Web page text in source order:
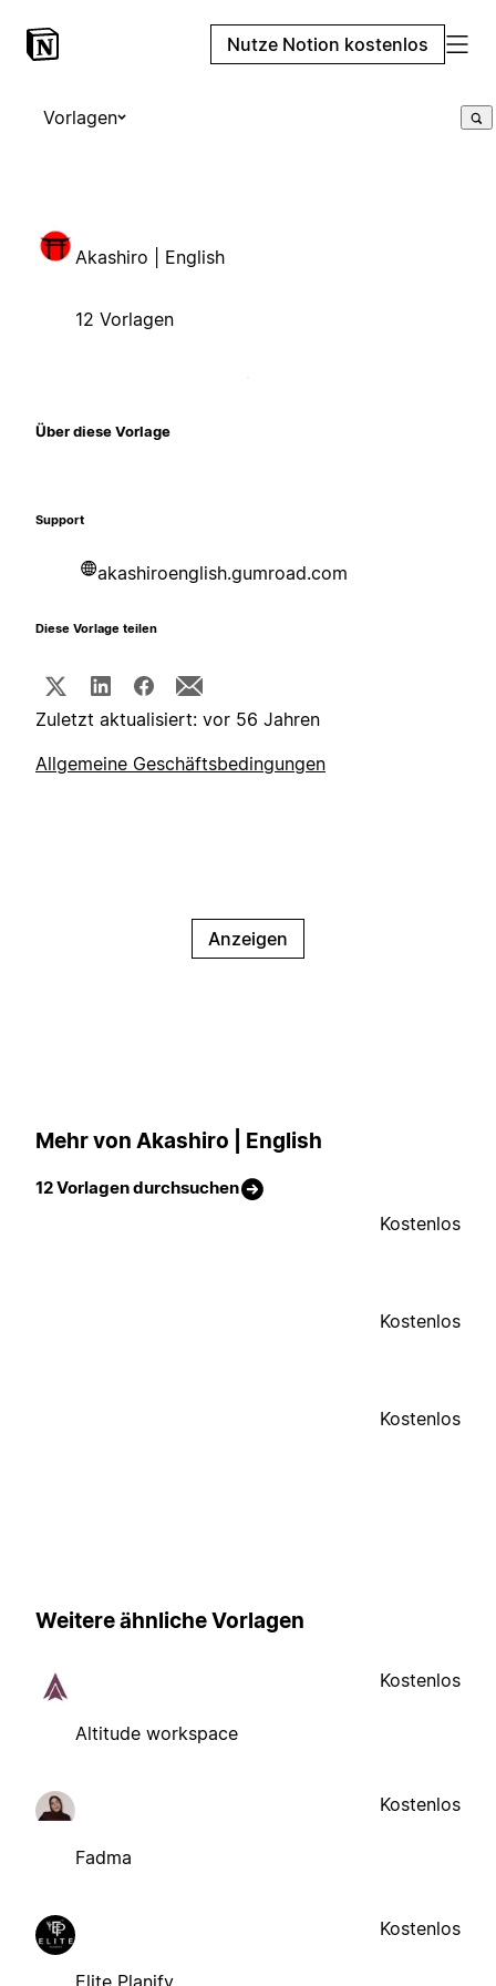
Nutze Notion kostenlos
Vorlagen
Akashiro | English
12 Vorlagen
Über diese Vorlage
Support
akashiroenglish.gumroad.com
Diese Vorlage teilen
Zuletzt aktualisiert: vor 56 Jahren
Allgemeine Geschäftsbedingungen
Anzeigen
Mehr von Akashiro | English
12 Vorlagen durchsuchen
Kostenlos
Kostenlos
Kostenlos
Weitere ähnliche Vorlagen
Altitude workspace
Kostenlos
Fadma
Kostenlos
Elite Planify
Kostenlos